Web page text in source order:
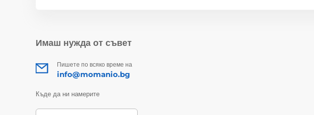
Имаш нужда от съвет
Пишете по всяко време на
info@momanio.bg
Къде да ни намерите